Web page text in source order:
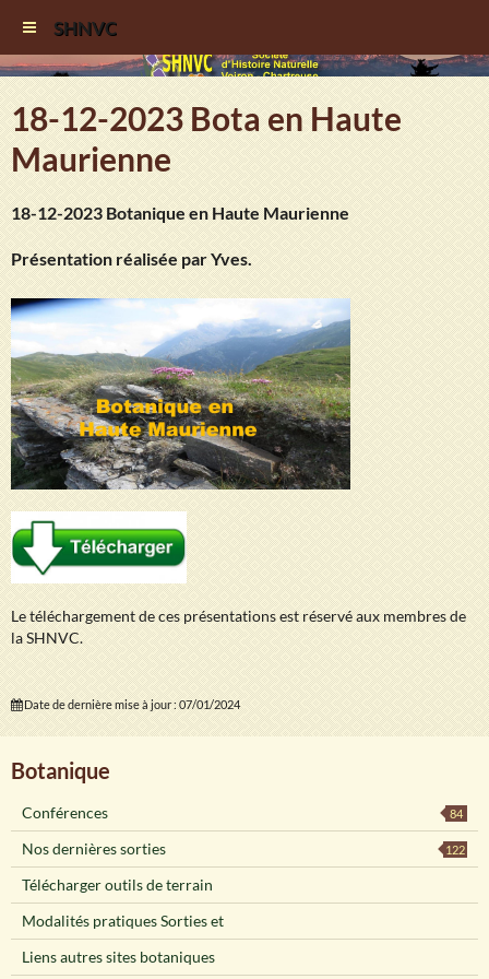
SHNVC
18-12-2023 Bota en Haute
Maurienne
18-12-2023 Botanique en Haute Maurienne
Présentation réalisée par Yves.
Le téléchargement de ces présentations est réservé aux membres de
la SHNVC.
Date de dernière mise à jour : 07/01/2024
Botanique
Conférences 84
Nos dernières sorties 122
Télécharger outils de terrain
Modalités pratiques Sorties et
Liens autres sites botaniques